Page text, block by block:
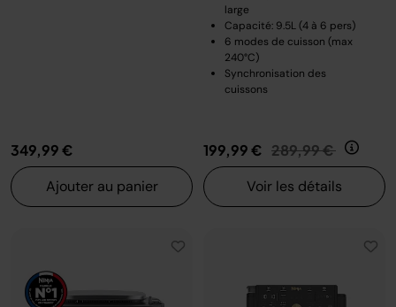
349,99 €
Ajouter au panier
large
Capacité: 9.5L (4 à 6 pers)
6 modes de cuisson (max
240°C)
Synchronisation des
cuissons
199,99 € Prix réduit de
289,99 € au
Voir les détails